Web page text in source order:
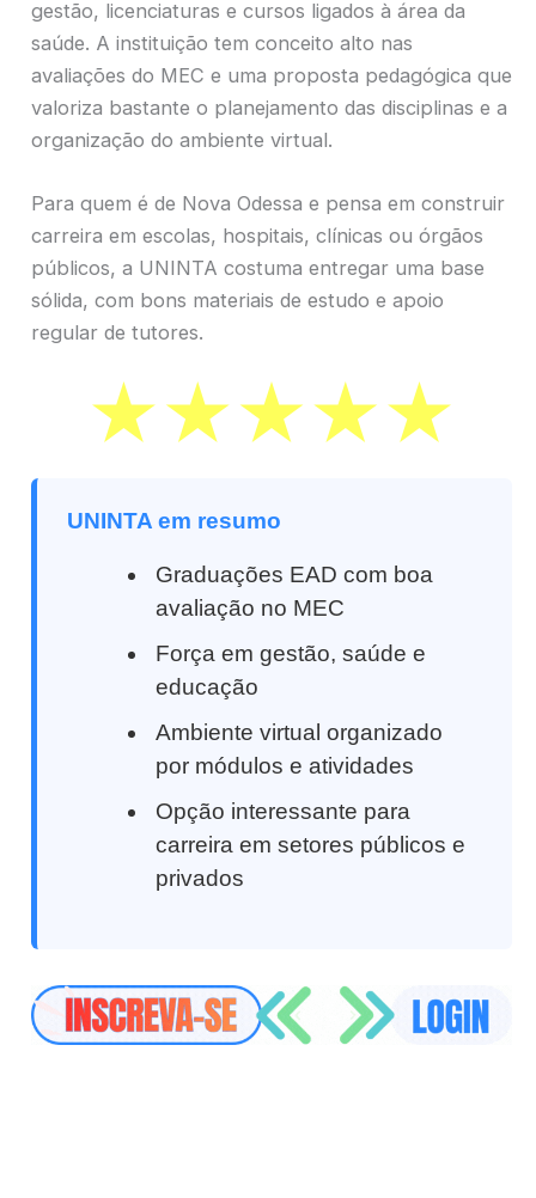
gestão, licenciaturas e cursos ligados à área da
saúde. A instituição tem conceito alto nas
avaliações do MEC e uma proposta pedagógica que
valoriza bastante o planejamento das disciplinas e a
organização do ambiente virtual.
Para quem é de Nova Odessa e pensa em construir
carreira em escolas, hospitais, clínicas ou órgãos
públicos, a UNINTA costuma entregar uma base
sólida, com bons materiais de estudo e apoio
regular de tutores.
UNINTA em resumo
Graduações EAD com boa
avaliação no MEC
Força em gestão, saúde e
educação
Ambiente virtual organizado
por módulos e atividades
Opção interessante para
carreira em setores públicos e
privados